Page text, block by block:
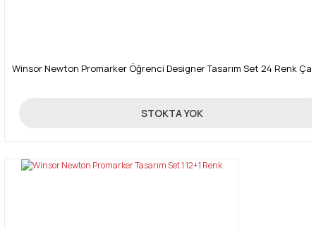
Winsor Newton Promarker Öğrenci Designer Tasarım Set 24 Renk
750,00 TL
STOKTA YOK